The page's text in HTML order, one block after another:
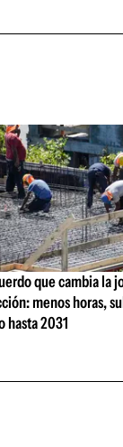
que cambia la
menos horas,
hasta 2031